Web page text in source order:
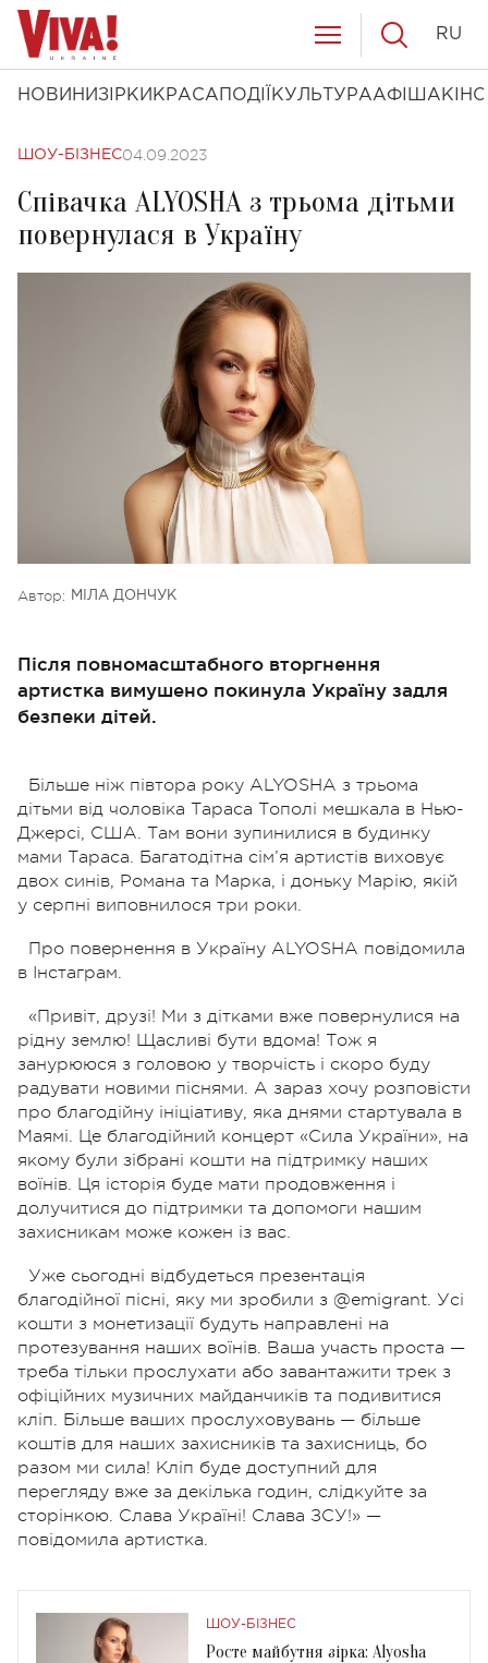
НОВИНИ ЗІРКИ КРАСА ПОДІЇ КУЛЬТУРААФІША КІНО
RU
ШОУ-БІЗНЕС04.09.2023
Співачка ALYOSHA з трьома дітьми
повернулася в Україну
Автор: МІЛА ДОНЧУК
Після повномасштабного вторгнення
артистка вимушено покинула Україну задля
безпеки дітей.
Більше ніж півтора року ALYOSHA з трьома
дітьми від чоловіка Тараса Тополі мешкала в Нью-
Джерсі, США. Там вони зупинилися в будинку
мами Тараса. Багатодітна сім’я артистів виховує
двох синів, Романа та Марка, і доньку Марію, якій
у серпні виповнилося три роки.
Про повернення в Україну ALYOSHA повідомила
в Інстаграм.
«Привіт, друзі! Ми з дітками вже повернулися на
рідну землю! Щасливі бути вдома! Тож я
занурююся з головою у творчість і скоро буду
радувати новими піснями. А зараз хочу розповісти
про благодійну ініціативу, яка днями стартувала в
Маямі. Це благодійний концерт «Сила України», на
якому були зібрані кошти на підтримку наших
воїнів. Ця історія буде мати продовження і
долучитися до підтримки та допомоги нашим
захисникам може кожен із вас.
Уже сьогодні відбудеться презентація
благодійної пісні, яку ми зробили з @emigrant. Усі
кошти з монетизації будуть направлені на
протезування наших воїнів. Ваша участь проста —
треба тільки прослухати або завантажити трек з
офіційних музичних майданчиків та подивитися
кліп. Більше ваших прослуховувань — більше
коштів для наших захисників та захисниць, бо
разом ми сила! Кліп буде доступний для
перегляду вже за декілька годин, слідкуйте за
сторінкою. Слава Україні! Слава ЗСУ!» —
повідомила артистка.
ШОУ-БІЗНЕС
Росте майбутня зірка: Alyosha